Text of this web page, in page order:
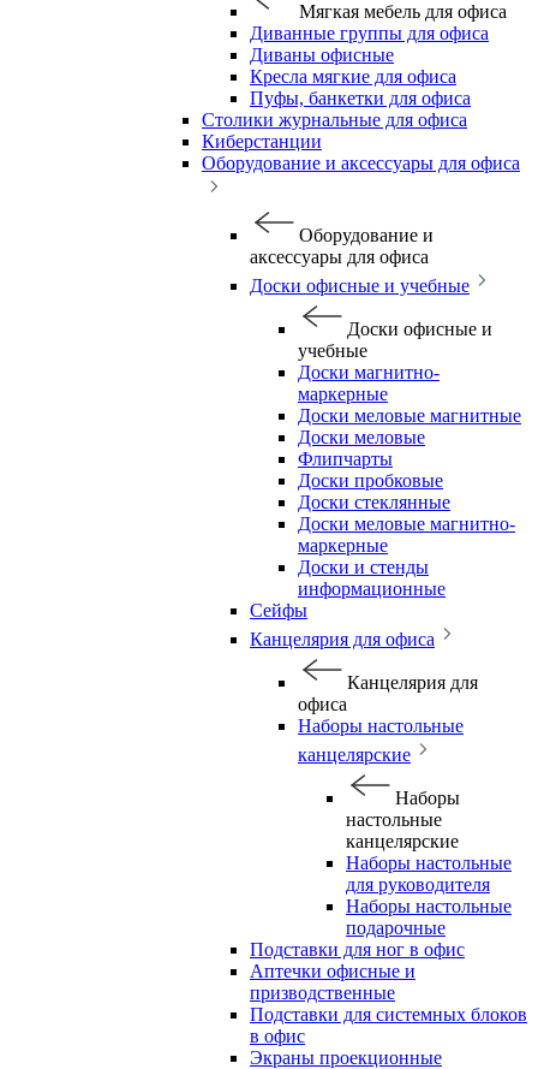
Мягкая мебель для офиса
Диванные группы для офиса
Диваны офисные
Кресла мягкие для офиса
Пуфы, банкетки для офиса
Столики журнальные для офиса
Киберстанции
Оборудование и аксессуары для офиса
Оборудование и
аксессуары для офиса
Доски офисные и учебные
Доски офисные и
учебные
Доски магнитно-
маркерные
Доски меловые магнитные
Доски меловые
Флипчарты
Доски пробковые
Доски стеклянные
Доски меловые магнитно-
маркерные
Доски и стенды
информационные
Сейфы
Канцелярия для офиса
Канцелярия для
офиса
Наборы настольные
канцелярские
Наборы
настольные
канцелярские
Наборы настольные
для руководителя
Наборы настольные
подарочные
Подставки для ног в офис
Аптечки офисные и
призводственные
Подставки для системных блоков
в офис
Экраны проекционные